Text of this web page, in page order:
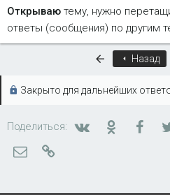
Открываю тему, нужно
ответы (сообщения) по другим
ПервыйНазад
Закрыто для дальнейших
Поделиться: Вконтакте
Электронная почта